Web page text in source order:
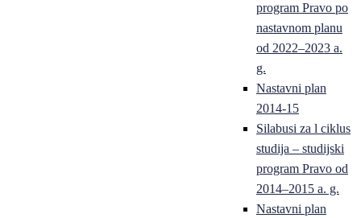
program Pravo po
nastavnom planu
od 2022–2023 a.
g.
Nastavni plan
2014-15
Silabusi za l ciklus
studija – studijski
program Pravo od
2014–2015 a. g.
Nastavni plan